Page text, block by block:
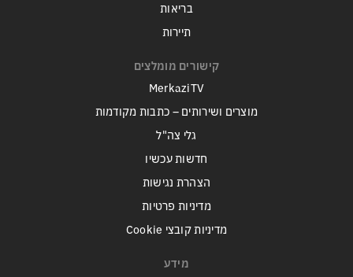
בריאות
תיירות
קישורים מומלצים
MerkaziTV
מוצרים ושירותים – כתבות מקודמות
גלי צה"ל
חדשות עכשיו
הצהרת נגישות
מדיניות פרטיות
מדיניות קובצי Cookie
מידע